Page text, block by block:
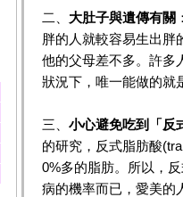
二、 大肚子與遺傳有關
胖的人就較容易生出胖
他的父母差不多。許多
狀況下，唯一能做的就
三、 小心避免吃到「反
的研究，反式脂肪酸
0%多的脂肪。所以，
病的機率而已，愛美的